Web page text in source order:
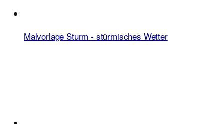
Malvorlage Sturm - stürmisches Wetter